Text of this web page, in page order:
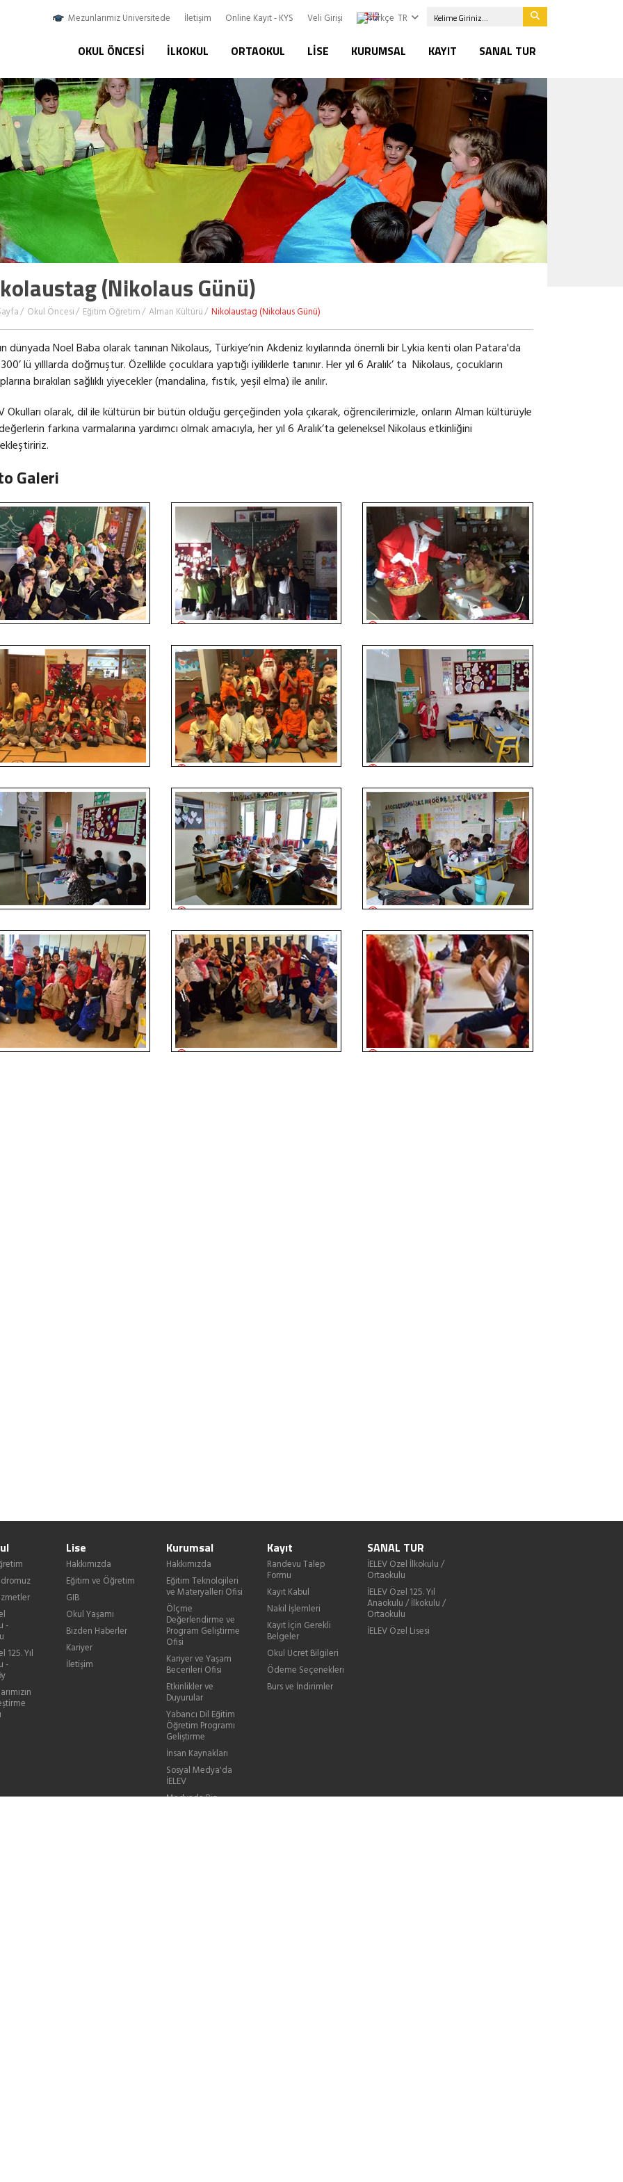
Mezunlarımız Üniversitede İletişim Online Kayıt - KYS Veli Girişi TR
OKUL ÖNCESI İLKOKUL ORTAOKUL LISE KURUMSAL KAYIT SANAL TUR
(Nikolaus Günü)
Okul Öncesi Eğitim Öğretim Alman Kültürü Nikolaustag (Nikolaus Günü)
dünyada Noel Baba olarak tanınan Nikolaus, Türkiye’nin Akdeniz kıyılarında önemli bir Lykia kenti olan Patara'da
lü yılllarda doğmuştur. Özellikle çocuklara yaptığı iyiliklerle tanınır. Her yıl 6 Aralık’ ta Nikolaus, çocukların
bırakılan sağlıklı yiyecekler (mandalina, fıstık, yeşil elma) ile anılır.
Okulları olarak, dil ile kültürün bir bütün olduğu gerçeğinden yola çıkarak, öğrencilerimizle, onların Alman kültürüyle
farkına varmalarına yardımcı olmak amacıyla, her yıl 6 Aralık’ta geleneksel Nikolaus etkinliğini
Galeri
-
125. Yıl
-
Lise
Hakkımızda
Eğitim ve Öğretim
GIB
Okul Yaşamı
Bizden Haberler
Kariyer
İletişim
Kurumsal
Hakkımızda
Eğitim Teknolojileri
ve Materyalleri Ofisi
Ölçme
Değerlendirme ve
Program Geliştirme
Ofisi
Kariyer ve Yaşam
Becerileri Ofisi
Etkinlikler ve
Duyurular
Yabancı Dil Eğitim
Öğretim Programı
Geliştirme
İnsan Kaynakları
Sosyal Medya'da
İELEV
Medyada Biz
Kayıt
Randevu Talep
Formu
Kayıt Kabul
Nakil İşlemleri
Kayıt İçin Gerekli
Belgeler
Okul Ücret Bilgileri
Ödeme Seçenekleri
Burs ve İndirimler
SANAL TUR
İELEV Özel İlkokulu /
Ortaokulu
İELEV Özel 125. Yıl
Anaokulu / İlkokulu /
Ortaokulu
İELEV Özel Lisesi